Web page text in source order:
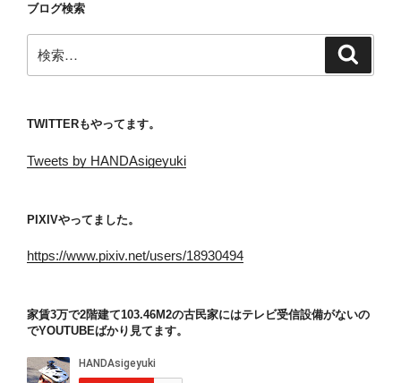
ブログ検索
索:
TWITTERもやってます。
Tweets by HANDAsigeyuki
PIXIVやってました。
https://www.pixiv.net/users/18930494
家賃3万で2階建て103.46M2の古民家にはテレビ受信設備がないの
でYOUTUBEばかり見てます。